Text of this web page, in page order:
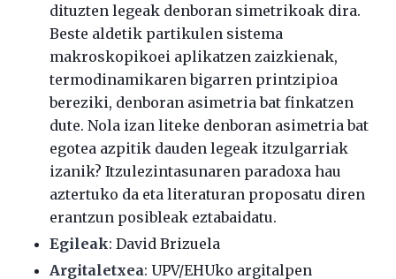
dituzten legeak denboran simetrikoak dira.
Beste aldetik partikulen sistema
makroskopikoei aplikatzen zaizkienak,
termodinamikaren bigarren printzipioa
bereziki, denboran asimetria bat finkatzen
dute. Nola izan liteke denboran asimetria bat
egotea azpitik dauden legeak itzulgarriak
izanik? Itzulezintasunaren paradoxa hau
aztertuko da eta literaturan proposatu diren
erantzun posibleak eztabaidatu.
Egileak: David Brizuela
Argitaletxea: UPV/EHUko argitalpen